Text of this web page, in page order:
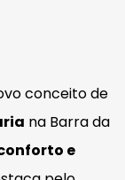
conceito de
na Barra da
e